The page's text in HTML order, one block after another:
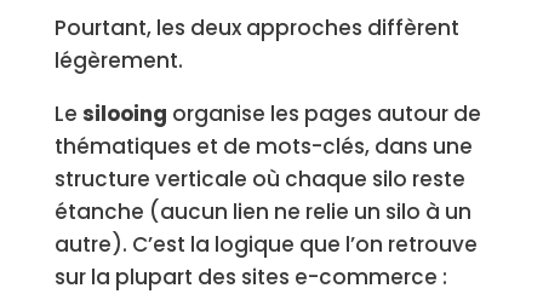
Pourtant, les deux approches diffèrent
légèrement.
Le silooing organise les pages autour de
thématiques et de mots-clés, dans une
structure verticale où chaque silo reste
étanche (aucun lien ne relie un silo à un
autre). C’est la logique que l’on retrouve
sur la plupart des sites e-commerce :